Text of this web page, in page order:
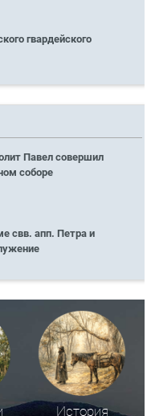
гвардейского
Павел совершил
соборе
свв. апп. Петра и
История